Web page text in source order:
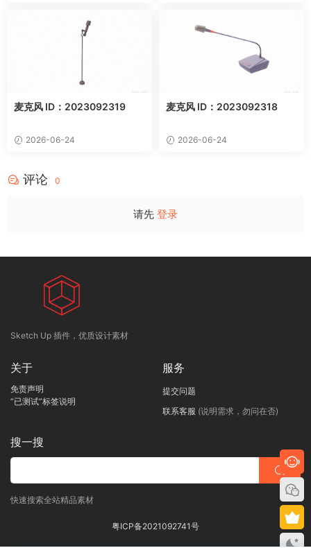
麦克风 ID：2023092319
2026-06-24
麦克风 ID：2023092318
2026-06-24
评论 0
请先 登录
Sketch Up 插件，优质设计素材
关于
免责声明
“已测试”标签说明
服务
提交问题
联系客服 (说明需求，勿问在否)
搜一搜
快速搜索全站精品素材
粤ICP备2021092741号